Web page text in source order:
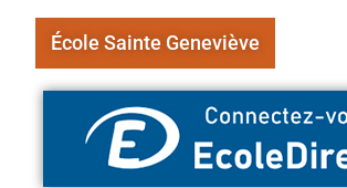
École Sainte Geneviève